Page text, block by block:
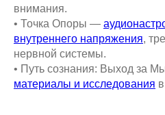
внимания.
• Точка Опоры —
внутреннего напряжения,
нервной системы.
• Путь сознания: Выход за
материалы и исследования